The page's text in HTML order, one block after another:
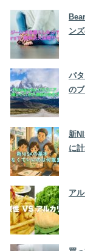
ン
パ
の
新
に
ア